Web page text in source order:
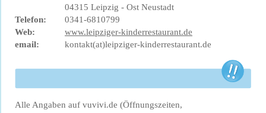
04315 Leipzig - Ost Neustadt
Telefon:
0341-6810799
Web:
www.leipziger-kinderrestaurant.de
email:
kontakt(at)leipziger-kinderrestaurant.de
Alle Angaben auf vuvivi.de (Öffnungszeiten,